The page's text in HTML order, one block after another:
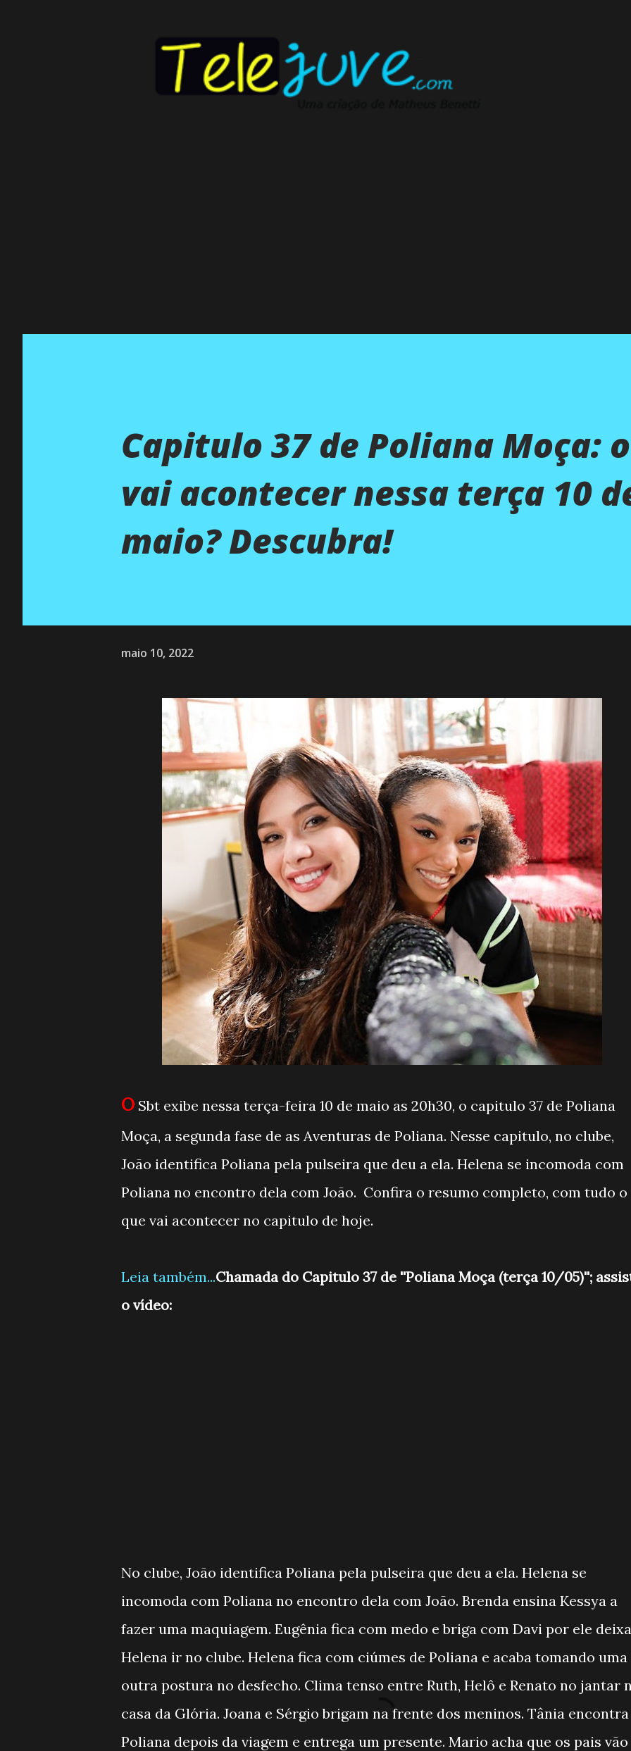
Capitulo 37 de Poliana Moça:
vai acontecer nessa terça 10
maio? Descubra!
maio 10, 2022
O Sbt exibe nessa terça-feira 10 de maio as 20h30, o capitulo 37 de Poliana
Moça, a segunda fase de as Aventuras de Poliana. Nesse capitulo, no clube,
João identifica Poliana pela pulseira que deu a ela. Helena se incomoda com
Poliana no encontro dela com João. Confira o resumo completo, com tudo o
que vai acontecer no capitulo de hoje.
Leia também...Chamada do Capitulo 37 de ''Poliana Moça (terça 10/05)'';
o vídeo:
No clube, João identifica Poliana pela pulseira que deu a ela. Helena se
incomoda com Poliana no encontro dela com João. Brenda ensina Kessya a
fazer uma maquiagem. Eugênia fica com medo e briga com Davi por ele
Helena ir no clube. Helena fica com ciúmes de Poliana e acaba tomando uma
outra postura no desfecho. Clima tenso entre Ruth, Helô e Renato no jantar
casa da Glória. Joana e Sérgio brigam na frente dos meninos. Tânia encontra
Poliana depois da viagem e entrega um presente. Mario acha que os pais vão